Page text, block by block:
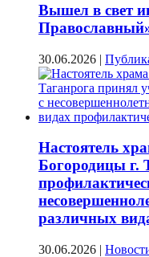
Вышел в свет
30.06.2026 |
Настоятель
Богородицы г.
различных
30.06.2026 |